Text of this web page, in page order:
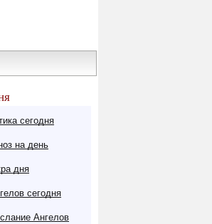
сегодня
на день
дня
сегодня
Ангелов